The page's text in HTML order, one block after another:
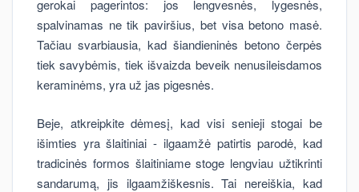
gerokai pagerintos: jos lengvesnės, lygesnės,
spalvinamas ne tik paviršius, bet visa betono masė.
Tačiau svarbiausia, kad šiandieninės betono čerpės
tiek savybėmis, tiek išvaizda beveik nenusileisdamos
keraminėms, yra už jas pigesnės.
Beje, atkreipkite dėmesį, kad visi senieji stogai be
išimties yra šlaitiniai - ilgaamžė patirtis parodė, kad
tradicinės formos šlaitiniame stoge lengviau užtikrinti
sandarumą, jis ilgaamžiškesnis. Tai nereiškia, kad